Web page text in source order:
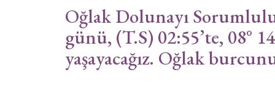
Oğlak Dolunayı
günü, (T.S) 02:55’te, 08°
yaşayacağız. Oğlak